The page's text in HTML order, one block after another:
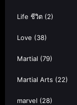
Life ชีวิต (2)
Love (38)
Martial (79)
Martial Arts (22)
marvel (28)